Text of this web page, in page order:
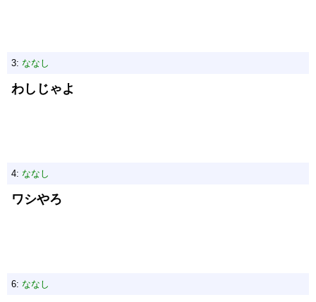
3: ななし
わしじゃよ
4: ななし
ワシやろ
6: ななし